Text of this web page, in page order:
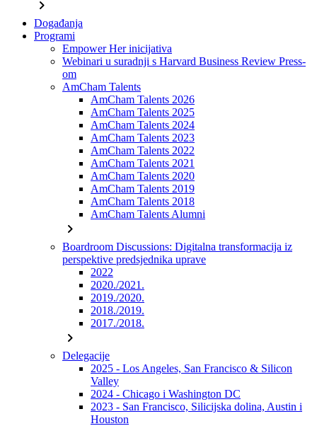
chevron_right
Događanja
Programi
Empower Her inicijativa
Webinari u suradnji s Harvard Business Review Press-
om
AmCham Talents
AmCham Talents 2026
AmCham Talents 2025
AmCham Talents 2024
AmCham Talents 2023
AmCham Talents 2022
AmCham Talents 2021
AmCham Talents 2020
AmCham Talents 2019
AmCham Talents 2018
AmCham Talents Alumni
chevron_right
Boardroom Discussions: Digitalna transformacija iz
perspektive predsjednika uprave
2022
2020./2021.
2019./2020.
2018./2019.
2017./2018.
chevron_right
Delegacije
2025 - Los Angeles, San Francisco & Silicon
Valley
2024 - Chicago i Washington DC
2023 - San Francisco, Silicijska dolina, Austin i
Houston